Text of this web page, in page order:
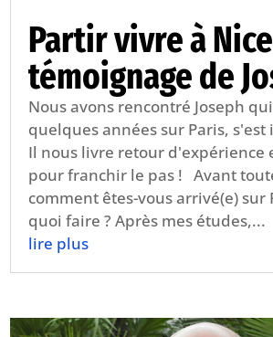
Partir vivre à
témoignage de
Nous avons rencontré Joseph
quelques années sur Paris, s'est
Il nous livre retour d'expérience
pour franchir le pas ! Avant
comment êtes-vous arrivé(e) sur
quoi faire ? Après mes études,...
lire plus